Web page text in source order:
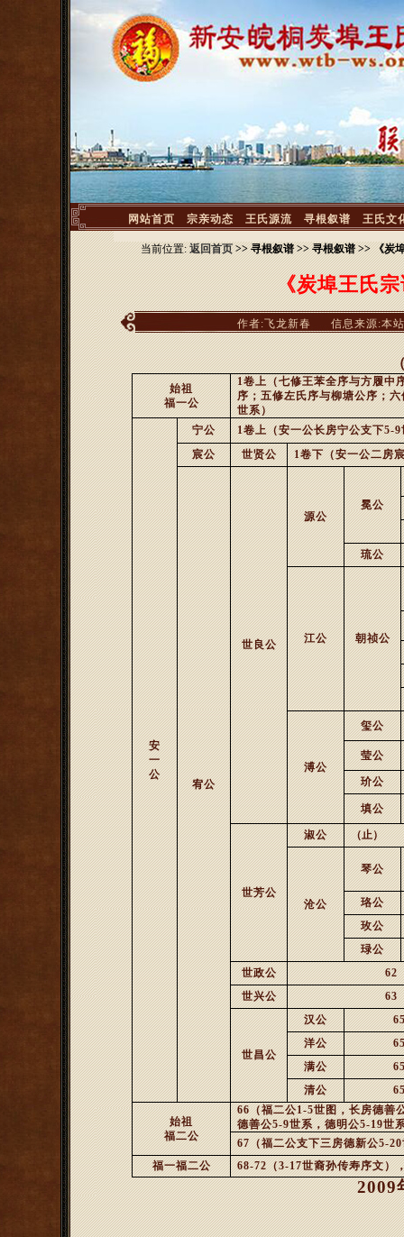
网站首页 宗亲动态 王氏源流 寻根叙谱 王氏文
当前位置: 返回首页>> 寻根叙谱 >> 寻根叙谱 >> 《炭
《炭埠王氏
作者:飞龙新春 信息来源:本
始祖
福一公
1卷上（七修王苯全序与方履中
序；五修左氏序与柳塘公序；
世系）
安
一
公
宁公 1卷上（安一公长房宁公支下5-9
宸公
世贤公 1卷下（安一公二房
宥公
世良公
源公
冕公
琉公
江公 朝祯公
溥公
玺公
莹公
玠公
填公
世芳公
淑公 （止）
沧公
琴公
珞公
玫公
琭公
世政公
62
世兴公
63
世昌公
汉公
洋公
满公
清公
始祖
福二公
66（福二公1-5世图，长房德善
德善公5-9世系，德明公5-19世
67（福二公支下三房德新公5-
福一福二公
68-72（3-17世裔孙传寿序文）
2009